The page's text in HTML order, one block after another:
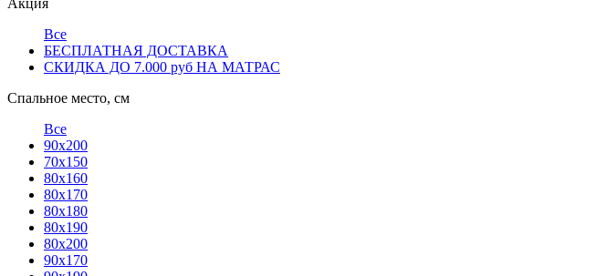
Все
БЕСПЛАТНАЯ ДОСТАВКА
СКИДКА ДО 7.000 руб НА МАТРАС
Спальное место, см
Все
90x200
70х150
80х160
80х170
80x180
80х190
80х200
90х170